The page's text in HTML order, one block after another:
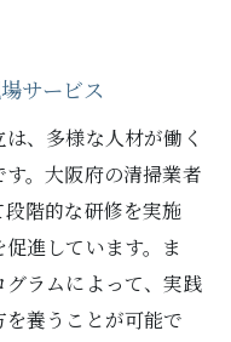
サービス
、多様な人材が働く
。大阪府の清掃業者
階的な研修を実施
進しています。ま
ラムによって、実践
養うことが可能で